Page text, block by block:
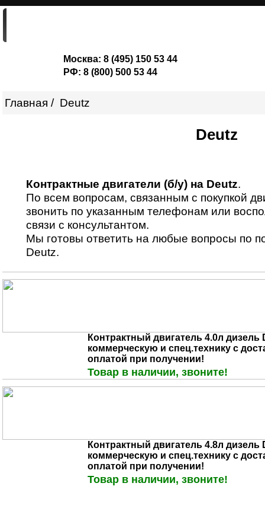
Москва: 8 (495) 150 53 44
РФ: 8 (800) 500 53 44
Главная Deutz
Deutz
Контрактные двигатели (б/у) на Deutz.
По всем вопросам, связанным с покупкой
звонить по указанным телефонам или
связи с консультантом.
Мы готовы ответить на любые вопросы по
Deutz.
Контрактный двигатель 4.0л дизель
коммерческую и спец.технику с
оплатой при получении!
Товар в наличии, звоните!
Контрактный двигатель 4.8л дизель
коммерческую и спец.технику с
оплатой при получении!
Товар в наличии, звоните!